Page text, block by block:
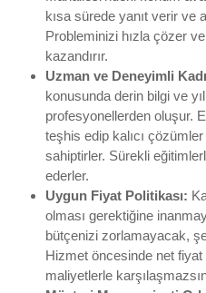
kısa sürede yanıt verir ve
Probleminizi hızla çözer
kazandırır.
Uzman ve Deneyimli
konusunda derin bilgi ve
profesyonellerden oluşur.
teşhis edip kalıcı
sahiptirler. Sürekli
ederler.
Uygun Fiyat Politikası:
olması gerektiğine
bütçenizi zorlamayacak,
Hizmet öncesinde net
maliyetlerle